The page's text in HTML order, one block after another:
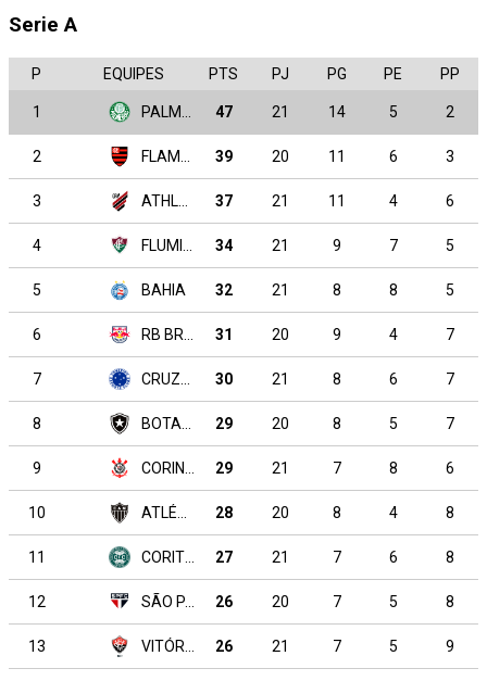
Serie A
P EQUIPES PTS PJ PG PE PP
1 47 21 14 5 2
2 39 20 11 6 3
3 37 21 11 4 6
4 34 21 9 7 5
5 BAHIA 32 21 8 8 5
6 31 20 9 4 7
7 30 21 8 6 7
8 29 20 8 5 7
9 29 21 7 8 6
10 28 20 8 4 8
11 27 21 7 6 8
12 26 20 7 5 8
13 26 21 7 5 9